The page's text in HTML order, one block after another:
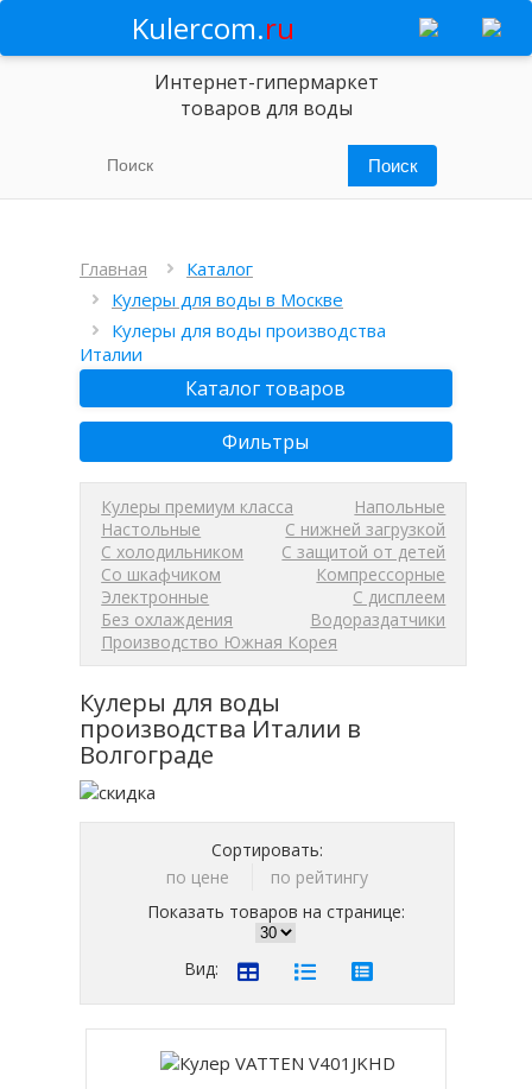
Kulercom.ru
Интернет-гипермаркет
товаров для воды
Главная
Каталог
Кулеры для воды в Москве
Кулеры для воды производства
Италии
Каталог товаров
Фильтры
Кулеры премиум класса
Напольные
Настольные
С нижней загрузкой
С холодильником
С защитой от детей
Со шкафчиком
Компрессорные
Электронные
С дисплеем
Без охлаждения
Водораздатчики
Производство Южная Корея
Кулеры для воды
производства Италии в
Волгограде
Сортировать:
по цене
по рейтингу
Показать товаров на странице:
Вид: